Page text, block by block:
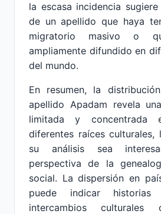
la escasa incidencia
de un apellido que haya
migratorio masivo o
ampliamente difundido en
del mundo.
En resumen, la
apellido Apadam revela
limitada y concentrada
diferentes raíces
su análisis sea
perspectiva de la
social. La dispersión en
puede indicar historias
intercambios culturales